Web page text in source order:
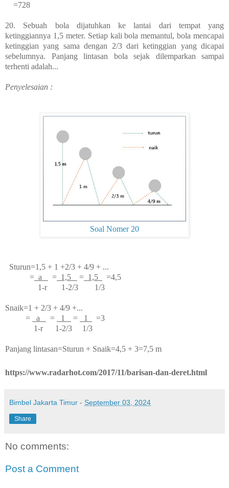
=728
20. Sebuah bola dijatuhkan ke lantai dari tempat yang
ketinggiannya 1,5 meter. Setiap kali bola memantul, bola mencapai
ketinggian yang sama dengan 2/3 dari ketinggian yang dicapai
sebelumnya. Panjang lintasan bola sejak dilemparkan sampai
terhenti adalah...
Penyelesaian :
Soal Nomer 20
Sturun=1,5 + 1 +2/3 + 4/9 + ...
= a = 1,5 = 1,5
=4,5
1-r 1-2/3 1/3
Snaik=1 + 2/3 + 4/9 +...
=
a = 1 = 1
=3
1-r 1-2/3 1/3
Panjang lintasan=Sturun + Snaik=4,5 + 3=7,5 m
https://www.radarhot.com/2017/11/barisan-dan-deret.html
Bimbel Jakarta Timur - September 03, 2024
Share
No comments:
Post a Comment